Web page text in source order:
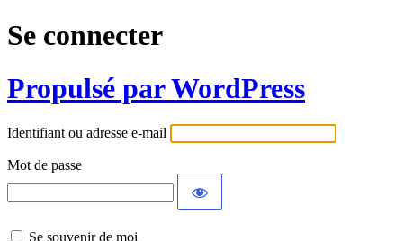
Se connecter
Propulsé par WordPress
Identifiant ou adresse e-mail
Mot de passe
Se souvenir de moi